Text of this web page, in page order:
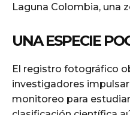
Laguna Colombia, una
UNA ESPECIE
El registro fotográfico
investigadores
monitoreo para